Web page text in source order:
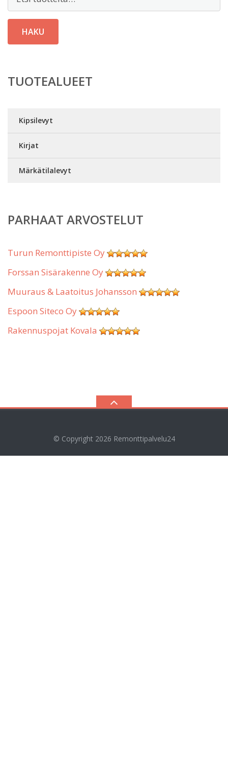
HAKU
TUOTEALUEET
Kipsilevyt
Kirjat
Märkätilalevyt
PARHAAT ARVOSTELUT
Turun Remonttipiste Oy
Forssan Sisärakenne Oy
Muuraus & Laatoitus Johansson
Espoon Siteco Oy
Rakennuspojat Kovala
© Copyright 2026 Remonttipalvelu24